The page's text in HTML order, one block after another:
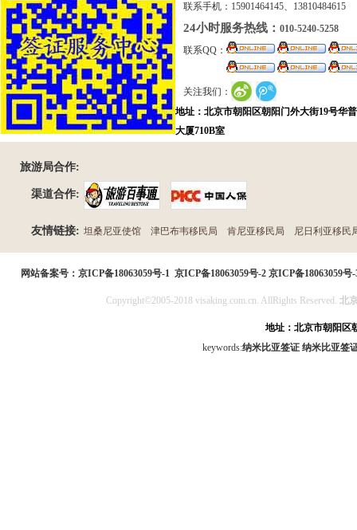
联系手机：15901464145、13810484615
24小时服务热线： 010-5240-5258
联系QQ：
关注我们：
地址：北京市朝阳区朝阳门外大街19号华
大厦710B室
旅游局合作:
渠道合作:
友情链接: 坦桑尼亚使馆 津巴布韦移民局 肯尼亚移民局 尼日利亚移民
网站备案号： 京ICP备18063059号-1 京ICP备18063059号-2 京ICP备18063059号-
Copyright©2005-2018 visaking.com.cn. AllRights Reserved. 北
地址：北京市朝阳区
keywords:纳米比亚签证 纳米比亚签